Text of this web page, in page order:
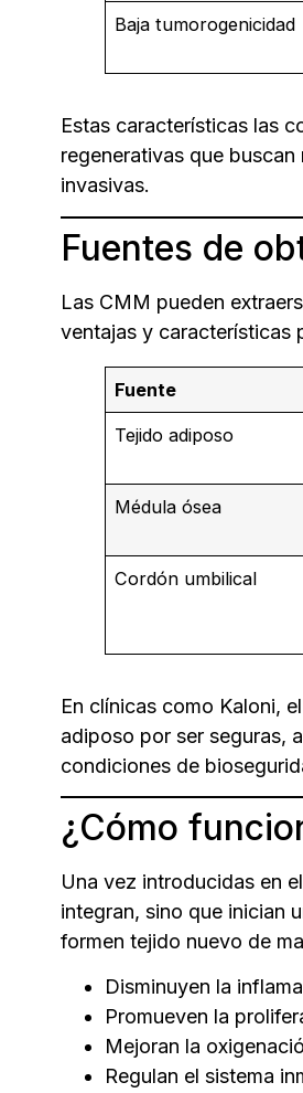
Baja tumorogenicidad
Estas características las
regenerativas que
invasivas.
Fuentes de
Las CMM pueden
ventajas y características
Fuente
Tejido adiposo
Médula ósea
Cordón umbilical
En clínicas como Kaloni,
adiposo por ser seguras,
condiciones de
¿Cómo
Una vez introducidas en
integran, sino que inician
formen tejido nuevo de
Disminuyen la
Promueven la
Mejoran la
Regulan el sistema